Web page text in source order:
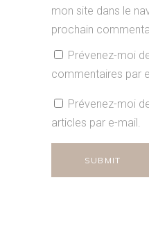
mon site dans le
prochain
Prévenez-moi
commentaires par
Prévenez-moi
articles par e-mail.